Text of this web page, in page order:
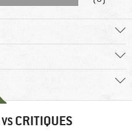
VS CRITIQUES